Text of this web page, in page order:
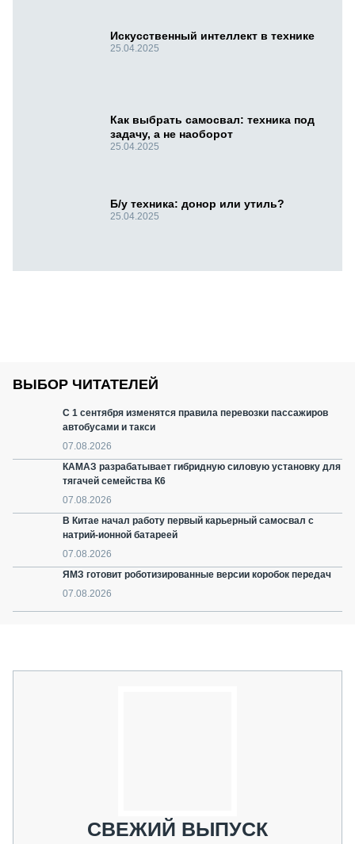
Искусственный интеллект в технике
25.04.2025
Как выбрать самосвал: техника под
задачу, а не наоборот
25.04.2025
Б/у техника: донор или утиль?
25.04.2025
ВЫБОР ЧИТАТЕЛЕЙ
С 1 сентября изменятся правила перевозки пассажиров
автобусами и такси
07.08.2026
КАМАЗ разрабатывает гибридную силовую установку для
тягачей семейства К6
07.08.2026
В Китае начал работу первый карьерный самосвал с
натрий-ионной батареей
07.08.2026
ЯМЗ готовит роботизированные версии коробок передач
07.08.2026
СВЕЖИЙ ВЫПУСК